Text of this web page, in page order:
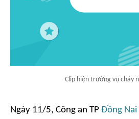
Clip hiện trường vụ cháy
Ngày 11/5, Công an TP Đồng Nai